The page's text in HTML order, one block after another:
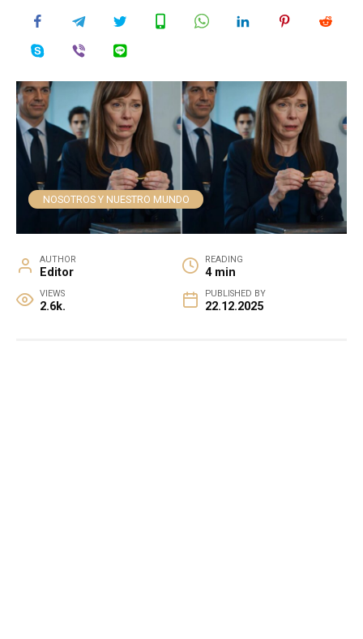
NOSOTROS Y NUESTRO MUNDO
AUTHOR
Editor
READING
4 min
VIEWS
2.6k.
PUBLISHED BY
22.12.2025